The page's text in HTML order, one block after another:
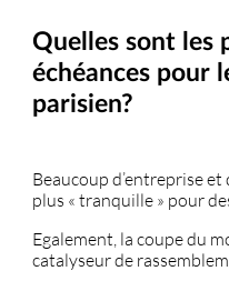
Quelles sont les
échéances pour
parisien?
Beaucoup d’entreprise
plus « tranquille » pour
Egalement, la coupe du
catalyseur de